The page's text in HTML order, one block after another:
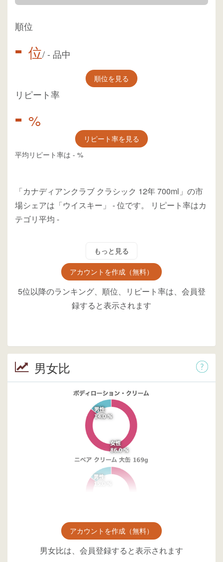
順位
- 位/- 品中
順位を見る
リピート率
- %
リピート率を見る
平均リピート率は - %
「カナディアンクラブ クラシック 12年 700ml」の市
場シェアは「ウイスキー」 -位です。
リピート率はカ
テゴリ平均 -
もっと見る
アカウントを作成（無料）
5位以降のランキング、順位、リピート率は、会員登
録すると表示されます
男女比
アカウントを作成（無料）
男女比は、会員登録すると表示されます